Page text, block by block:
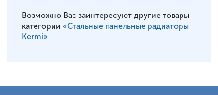
Возможно Вас заинтересуют другие товары
категории «Стальные панельные радиаторы
Kermi»